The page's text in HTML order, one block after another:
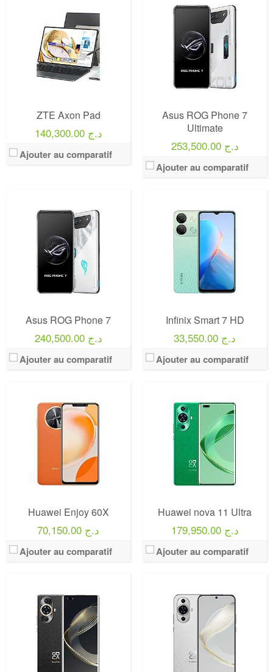
ZTE Axon Pad
140,300.00 د.ج
Ajouter au comparatif
Asus ROG Phone 7
Ultimate
253,500.00 د.ج
Ajouter au comparatif
Asus ROG Phone 7
240,500.00 د.ج
Ajouter au comparatif
Infinix Smart 7 HD
33,550.00 د.ج
Ajouter au comparatif
Huawei Enjoy 60X
70,150.00 د.ج
Ajouter au comparatif
Huawei nova 11 Ultra
179,950.00 د.ج
Ajouter au comparatif